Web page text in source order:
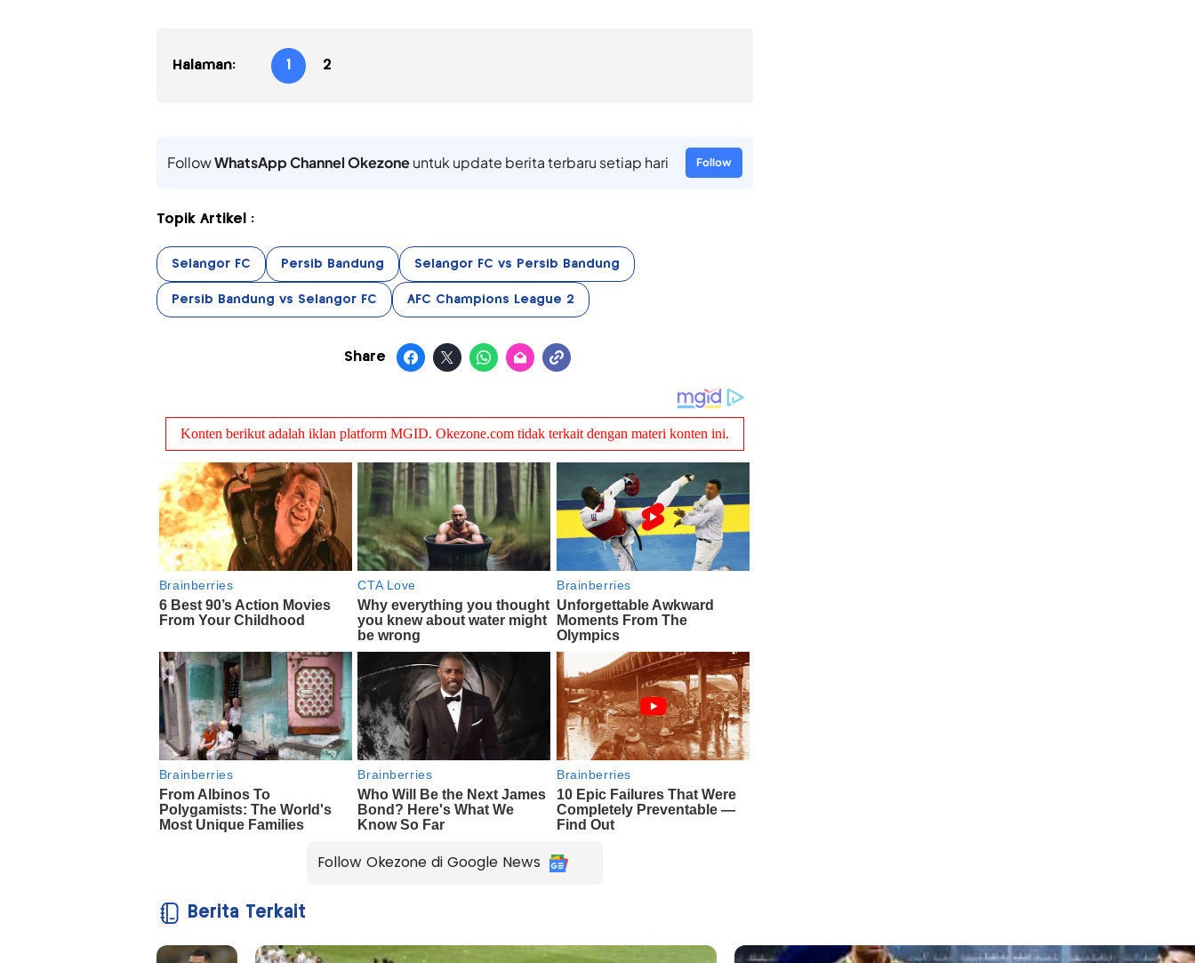
Halaman: 1 2
FollowWhatsApp Channel Okezoneuntuk update berita terbaru setiap hari Follow
Topik Artikel :
Selangor FC Persib Bandung Selangor FC vs Persib Bandung
Persib Bandung vs Selangor FC AFC Champions League 2
Share
Follow Okezone di Google News
Berita Terkait